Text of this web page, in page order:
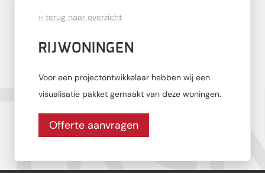
‹‹ terug naar overzicht
RIJWONINGEN
Voor een projectontwikkelaar hebben wij een
visualisatie pakket gemaakt van deze woningen.
Offerte aanvragen